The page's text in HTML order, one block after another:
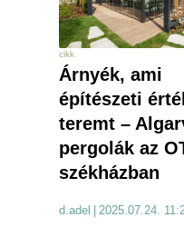
cikk
Árnyék, ami
építészeti
teremt –
pergolák az
székházban
d.adel 2025.07.24.